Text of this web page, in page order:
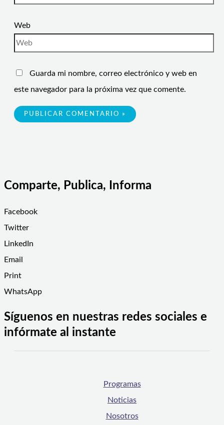
Web
Guarda mi nombre, correo electrónico y web en
este navegador para la próxima vez que comente.
Comparte, Publica, Informa
Facebook
Twitter
LinkedIn
Email
Print
WhatsApp
Síguenos en nuestras redes sociales e
infórmate al instante
Programas
Noticias
Nosotros